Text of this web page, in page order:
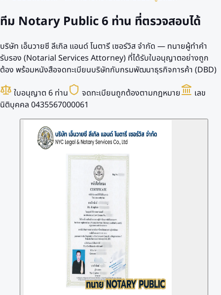
ทีม Notary Public6 ท่าน ที่ตรวจสอบได้
บริษัท เอ็นวายซี ลีเกิล แอนด์ โนตารี เซอร์วิส จำกัด — ทนายผู้ทำคำ
รับรอง (Notarial Services Attorney) ที่ได้รับใบอนุญาตอย่างถูก
ต้อง พร้อมหนังสือจดทะเบียนบริษัทกับกรมพัฒนาธุรกิจการค้า (DBD)
ใบอนุญาต 6 ท่าน
จดทะเบียนถูกต้องตามกฎหมาย
เลข
นิติบุคคล 0435567000061